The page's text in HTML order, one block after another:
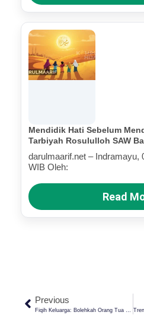
Mendidik Hati Sebelum
Tarbiyah Rosululloh SAW
Terluka (Bagian III)
darulmaarif.net – Indramayu,
WIB Oleh:
Read
Previous